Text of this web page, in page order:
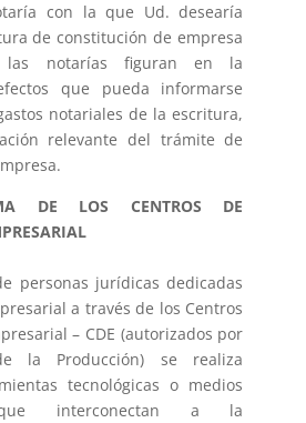
con la que Ud. desearía
de constitución de empresa
notarías figuran en la
que pueda informarse
notariales de la escritura,
relevante del trámite de
DE LOS CENTROS DE
personas jurídicas dedicadas
a través de los Centros
– CDE (autorizados por
la Producción) se realiza
tecnológicas o medios
que interconectan a la